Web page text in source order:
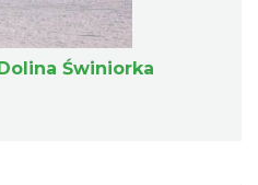
Świniorka